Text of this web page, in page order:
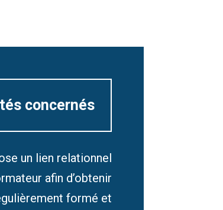
concernés
un lien relationnel
afin d’obtenir
formé et